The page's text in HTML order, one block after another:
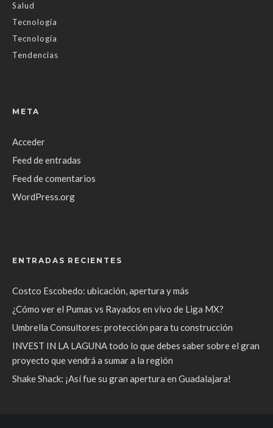
Salud
Tecnología
Tecnología
Tendencias
META
Acceder
Feed de entradas
Feed de comentarios
WordPress.org
ENTRADAS RECIENTES
Costco Escobedo: ubicación, apertura y más
¿Cómo ver el Pumas vs Rayados en vivo de Liga MX?
Umbrella Consultores: protección para tu construcción
INVEST IN LA LAGUNA todo lo que debes saber sobre el gran
proyecto que vendrá a sumar a la región
Shake Shack: ¡Así fue su gran apertura en Guadalajara!